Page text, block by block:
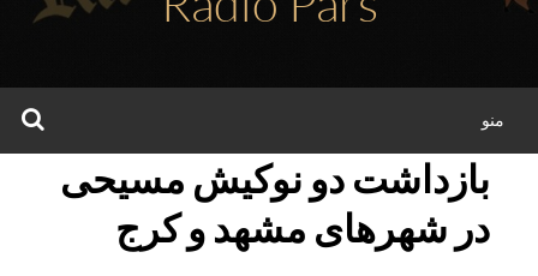
منو
بازداشت دو نوکیش مسیحی
در شهرهای مشهد و کرج